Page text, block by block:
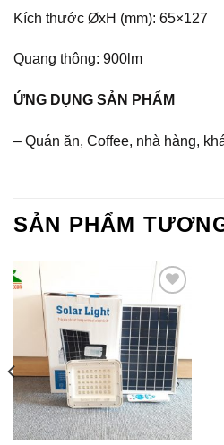
Kích thước ØxH (mm): 65×127
Quang thông: 900lm
ỨNG DỤNG SẢN PHẨM
– Quán ăn, Coffee, nhà hàng,
SẢN PHẨM
Add to
Wishlist